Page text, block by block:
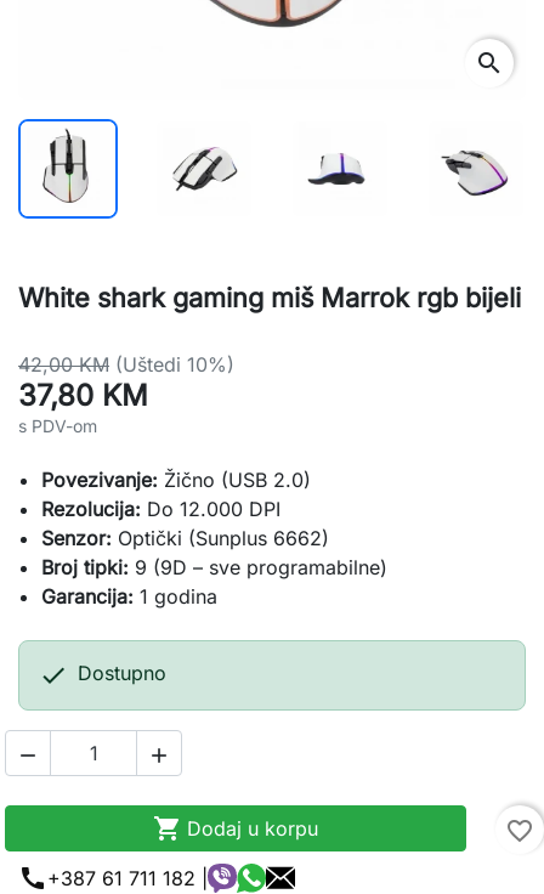
search
White shark gaming miš Marrok rgb bijeli
42,00 KM (Uštedi 10%)
37,80 KM
s PDV-om
Povezivanje: Žično (USB 2.0)
Rezolucija: Do 12.000 DPI
Senzor: Optički (Sunplus 6662)
Broj tipki: 9 (9D – sve programabilne)
Garancija: 1 godina
 Dostupno
 
 Dodaj u korpu
favorite_border
call +387 61 711 182 |